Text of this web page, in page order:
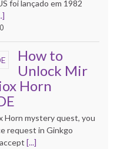
foi lançado em 1982
How to
Unlock Mir
Horn
Horn mystery quest, you
request in Ginkgo
[...]